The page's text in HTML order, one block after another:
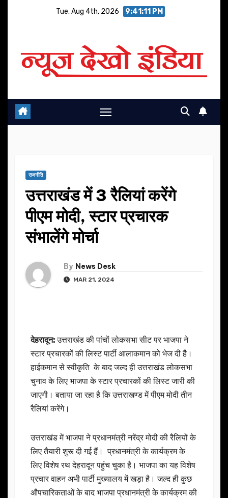
Tue. Aug 4th, 2026 9:41:11 PM
राजनीति
उत्तराखंड में 3 रैलियां करेंगे
पीएम मोदी, स्टार प्रचारक
संभालेंगे मोर्चा
By News Desk
MAR 21, 2024
देहरादून:उत्तराखंड की पांचों लोकसभा सीट पर भाजपा ने
स्टार प्रचारकों की लिस्ट पार्टी आलाकमान को भेज दी हैै।
हाईकमान से स्वीकृति के बाद जल्द ही उत्तराखंड लोकसभा
चुनाव के लिए भाजपा के स्टार प्रचारकों की लिस्ट जारी की
जाएगी। बताया जा रहा है कि उत्तराखण्ड में पीएम मोदी तीन
रैलियां करेंगे।
उत्तराखंड में भाजपा ने प्रधानमंत्री नरेंद्र मोदी की रैलियों के
लिए तैयारी शुरू दी गई हैं। प्रधानमंत्री के कार्यक्रम के
लिए विशेष रथ देहरादून पहुंच चुका है। भाजपा का यह विशेष
प्रचार वाहन अभी पार्टी मुख्यालय में खड़ा है। जल्द ही कुछ
औपचारिकताओं के बाद भाजपा प्रधानमंत्री के कार्यक्रम की